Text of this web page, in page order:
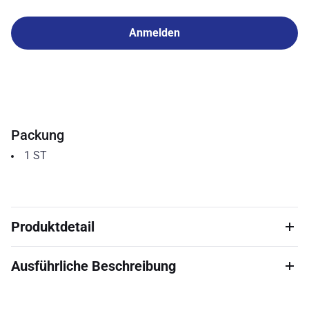
Anmelden
Packung
1 ST
Produktdetail
Ausführliche Beschreibung